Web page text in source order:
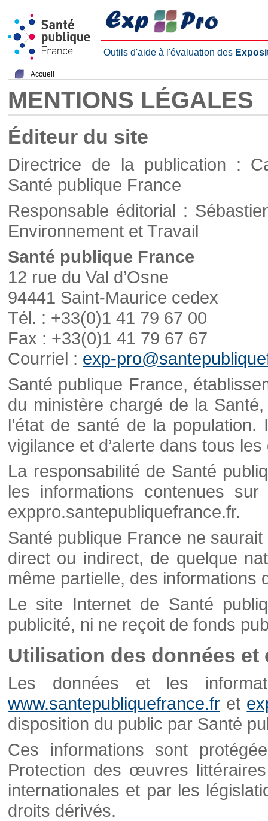
Outils d'aide à l'évaluation des
Accueil
MENTIONS LÉGALES
Éditeur du site
Directrice de la publication :
Santé publique France
Responsable éditorial :
Environnement et Travail
Santé publique France
12 rue du Val d’Osne
94441 Saint-Maurice cedex
Tél. : +33(0)1 41 79 67 00
Fax : +33(0)1 41 79 67 67
Courriel : exp-
Santé publique France,
du ministère chargé de la
l’état de santé de la
vigilance et d’alerte dans tous
La responsabilité de Santé
les informations contenues
exppro.santepubliquefrance.fr.
Santé publique France ne
direct ou indirect, de quelque
même partielle, des informations
Le site Internet de Santé
publicité, ni ne reçoit de fonds
Utilisation des données et
Les données et les
www.santepubliquefrance.fr et
disposition du public par Santé
Ces informations sont
Protection des œuvres
internationales et par les
droits dérivés.